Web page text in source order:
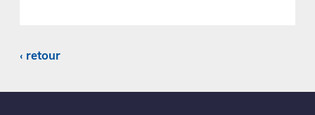
retour